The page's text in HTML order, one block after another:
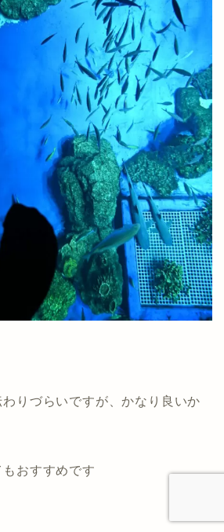
りづらいですが、かなり良いか
おすすめです